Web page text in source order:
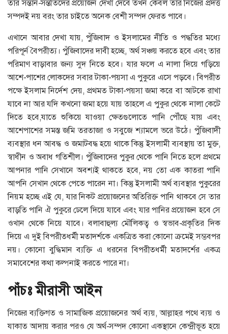
তার সন্তান-সন্ততিদের প্রয়োজন দেখা দেবে তখন কেবল তার নিজের প্রদত্ত
সম্পদই নয় বরং তার চাইতে অনেক বেশী সম্পদ ফেরত পাবে।
এখানে আবার দেখা যায়, পুঁজিবাদ ও ইসলামের নীতি ও পদ্ধতির মধ্যে
পরিপূর্ন বৈপরীত্য। পুঁজিবাদের দাবী হচ্ছে, অর্থ সঞ্চয় করতে হবে এবং তার
পরিমাণ বাড়াবার জন্য সুদ নিতে হবে। যার ফলে এ নালা দিয়ে গড়িয়ে
আশে-পাশের লোকদের সবার টাকা-পয়সা এ পুকুরে এসে পড়বে। বিপরীত
পক্ষে ইসলাম নির্দেশ দেয়, প্রথমত টাকা-পয়সা জমা করে বা আটকে রাখা
যাবে না আর যদি কখনো জমা হয়ে যায় তাহলে এ পুকুর থেকে নালা কেটে
দিতে হবে,যাতে শুকিয়ে যাওয়া ক্ষেতগুলোতে পানি পৌঁছে যায় এবং
আশেপাশের সমস্ত জমি তরতাজা ও সবুজে শ্যামলে ভরে উঠে। পুঁজিবাদী
ব্যবস্থার ধন আবদ্ধ ও জমাটবদ্ধ হয়ে থাকে কিন্তু ইসলামী ব্যবস্থায় তা মুক্ত,
স্বাধীন ও অবাধ গতিশীল। পুঁজিবাদের পুকুর থেকে পানি নিতে হলে প্রথমে
আপনার পানি সেখানে অবশ্যই থাকতে হবে, নয় তো এক কাতরা পানি
আপনি সেখান থেকে পেতে পারেন না। কিন্তু ইসলামী অর্থ ব্যবস্থার পুকুরের
নিয়ম হচ্ছে এই যে, যার নিকট প্রয়োজনের অতিরিক্ত পানি থাকবে সে তার
বাড়তি পানি ঐ পুকুরে ঢেলে দিয়ে যাবে এবং যার পানির প্রয়োজন হবে সে
ওখান থেকে নিয়ে যাবে। বলাবাহুল্য মৌলিকত্ব ও স্বভাব-প্রকৃতির দিক
দিয়ে এ দুই বিপরীতধর্মী মতাদর্শকে একত্রিত করা কোনো ক্রমেই সম্ভবপর
নয়। কোনো বুদ্ধিমান ব্যক্তি এ ধরনের বিপরীতধর্মী মতাদর্শের একত্র
সমাবেশের কথা কল্পনাই করতে পারে না।
পাঁচঃ মীরাসী আইন
নিজের ব্যক্তিগত ও সামাজিক প্রয়োজনের অর্থ ব্যয়, আল্লাহর পথে ব্যয় ও
যাকাত আদায় করার পরও যে অর্থ-সম্পদ কোনো একস্থানে কেন্দ্রীভূত হয়ে